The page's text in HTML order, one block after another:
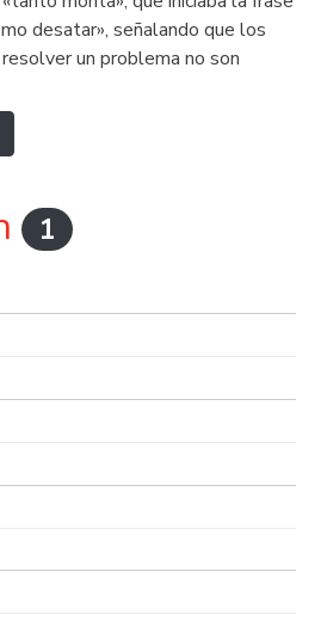
desatar», señalando que los
un problema no son
1